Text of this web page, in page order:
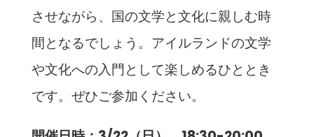
させながら、国の文学と文化に親しむ時
間となるでしょう。アイルランドの文学
や文化への入門として楽しめるひととき
です。ぜひご参加ください。